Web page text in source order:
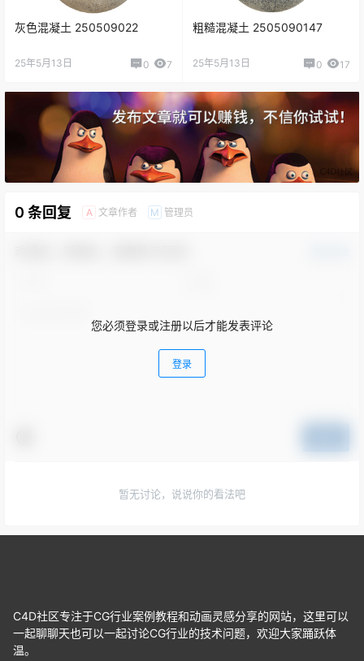
灰色混凝土 250509022
25年5月13日 0 7
粗糙混凝土 2505090147
25年5月13日 0 17
0 条回复 A 文章作者 M 管理员
您必须登录或注册以后才能发表评论
登录
暂无讨论，说说你的看法吧
C4D社区专注于CG行业案例教程和动画灵感分享的网站，这里可以
一起聊聊天也可以一起讨论CG行业的技术问题，欢迎大家踊跃体
温。